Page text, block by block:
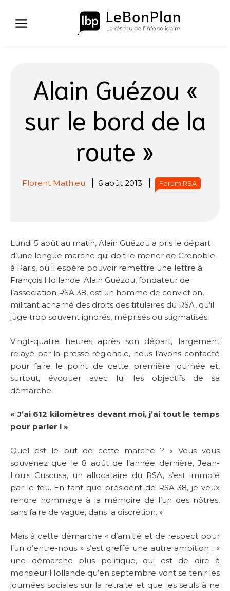
contenu
Alain Guézou «
sur le bord de la
route »
Florent Mathieu 6 août 2013 Forum RSA
Lundi 5 août au matin, Alain Guézou a pris le départ
d’une longue marche qui doit le mener de Grenoble
à Paris, où il espère pouvoir remettre une lettre à
François Hollande. Alain Guézou, fondateur de
l’association RSA 38, est un homme de conviction,
militant acharné des droits des titulaires du RSA, qu’il
juge trop souvent ignorés, méprisés ou stigmatisés.
Vingt-quatre heures après son départ, largement
relayé par la presse régionale, nous l’avons contacté
pour faire le point de cette première journée et,
surtout, évoquer avec lui les objectifs de sa
démarche.
« J’ai 612 kilomètres devant moi, j’ai tout le temps
pour parler ! »
Quel est le but de cette marche ? « Vous vous
souvenez que le 8 août de l’année dernière, Jean-
Louis Cuscusa, un allocataire du RSA, s’est immolé
par le feu. En tant que président de RSA 38, je veux
rendre hommage à la mémoire de l’un des nôtres,
sans faire de vague, dans la discrétion. »
Mais à cette démarche « d’amitié et de respect pour
l’un d’entre-nous » s’est greffé une autre ambition : «
une démarche plus politique, qui est de dire à
monsieur Hollande qu’en septembre vont se tenir les
journées sociales sur la retraite et que les seuls à ne